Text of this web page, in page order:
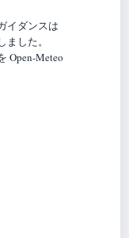
イダンスは
した。
Open-Meteo